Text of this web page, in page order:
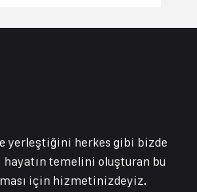
yerleştiğini herkes gibi bizde
temelini oluşturan bu
için hizmetinizdeyiz.